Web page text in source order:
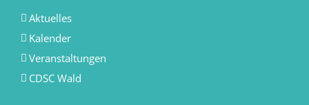
Aktuelles
Kalender
Veranstaltungen
CDSC Wald